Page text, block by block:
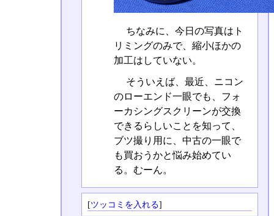
ちなみに、今日の写真はト
リミングのみで、縮小ほかの
加工はしていない。
そういえば、最近、ニコン
のローエンド一眼でも、フォ
ーカシングスクリーンが交換
できるらしいことを知って、
ブツ撮り用に、中古の一眼で
も買おうかと悩み始めてい
る。むーん。
[ツッコミを入れる]